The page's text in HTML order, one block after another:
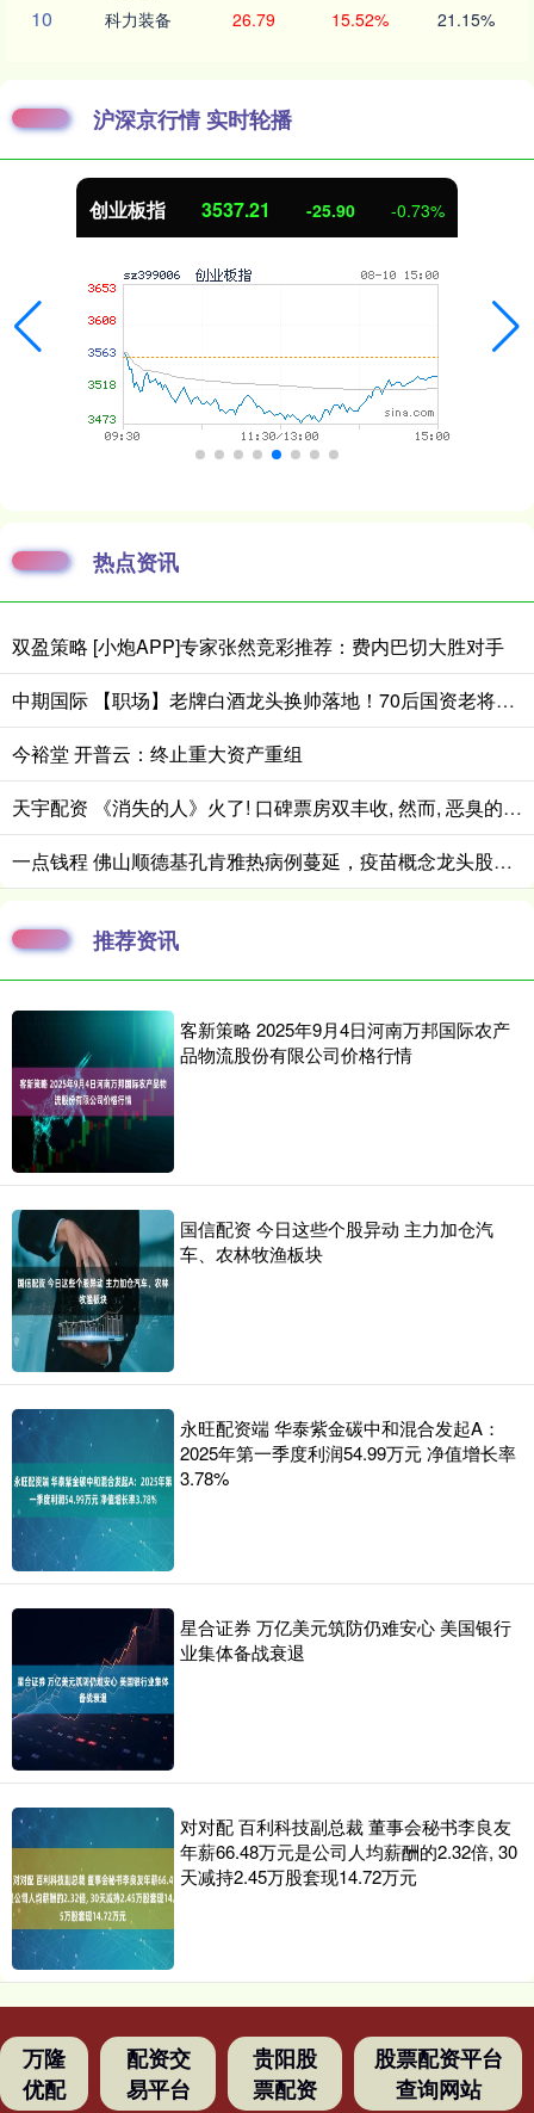
10 科力装备 26.79 15.52% 21.15%
沪深京行情 实时轮播
创业板指 3537.21 -25.90 -0.73%
热点资讯
双盈策略 [小炮APP]专家张然竞彩推荐：费内巴切大胜对手
中期国际 【职场】老牌白酒龙头换帅落地！70后国资老将邓敏接棒五粮液
今裕堂 开普云：终止重大资产重组
天宇配资 《消失的人》火了! 口碑票房双丰收, 然而, 恶臭的事情还是发生了
一点钱程 佛山顺德基孔肯雅热病例蔓延，疫苗概念龙头股掀涨停潮，疫苗ETF（159643）涨超5%
推荐资讯
客新策略 2025年9月4日河南万邦国际农产
品物流股份有限公司价格行情
国信配资 今日这些个股异动 主力加仓汽
车、农林牧渔板块
永旺配资端 华泰紫金碳中和混合发起A：
2025年第一季度利润54.99万元 净值增长率
3.78%
星合证券 万亿美元筑防仍难安心 美国银行
业集体备战衰退
对对配 百利科技副总裁 董事会秘书李良友
年薪66.48万元是公司人均薪酬的2.32倍, 30
天减持2.45万股套现14.72万元
万隆
优配
配资交
易平台
贵阳股
票配资
股票配资平台
查询网站